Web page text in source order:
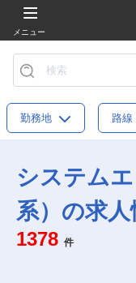
メニュー
勤務地 路線
システム
系）の求
1378 件